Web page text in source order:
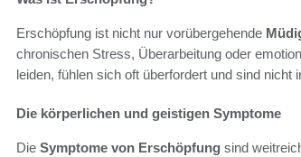
Erschöpfung ist nicht nur vorübergehende
chronischen Stress, Überarbeitung oder
leiden, fühlen sich oft überfordert und sind nicht
Die körperlichen und geistigen Symptome
Die Symptome von Erschöpfung sind